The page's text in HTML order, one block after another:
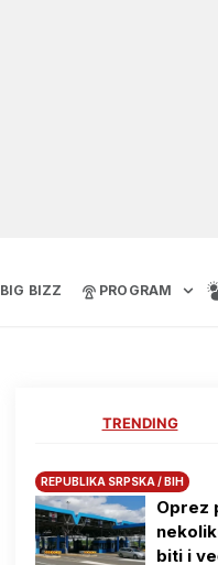
BIG BIZZ PROGRAM
TRENDING
REPUBLIKA SRPSKA / BIH
Oprez
biti i